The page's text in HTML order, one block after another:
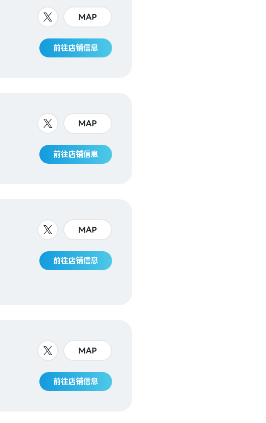
MAP
前往店铺信息
MAP
前往店铺信息
MAP
前往店铺信息
MAP
前往店铺信息